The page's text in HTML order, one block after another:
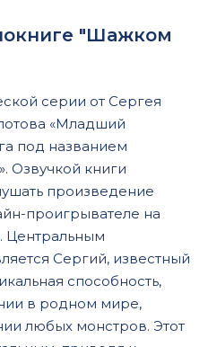
"Шажком
серии от Сергея
«Младший
под названием
Озвучкой книги
произведение
проигрывателе на
Центральным
Сергий, известный
способность,
в родном мире,
любых монстров. Этот